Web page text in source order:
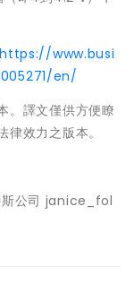
https://www.busi
en/
。譯文僅供方便瞭
效力之版本。
斯公司 janice_fol